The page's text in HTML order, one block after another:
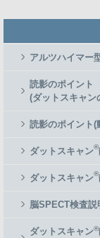
アルツハイマー
読影のポイント
(ダットスキャン
読影のポイント(
ダットスキャン®
ダットスキャン®
脳SPECT検査説
ダットスキャン®